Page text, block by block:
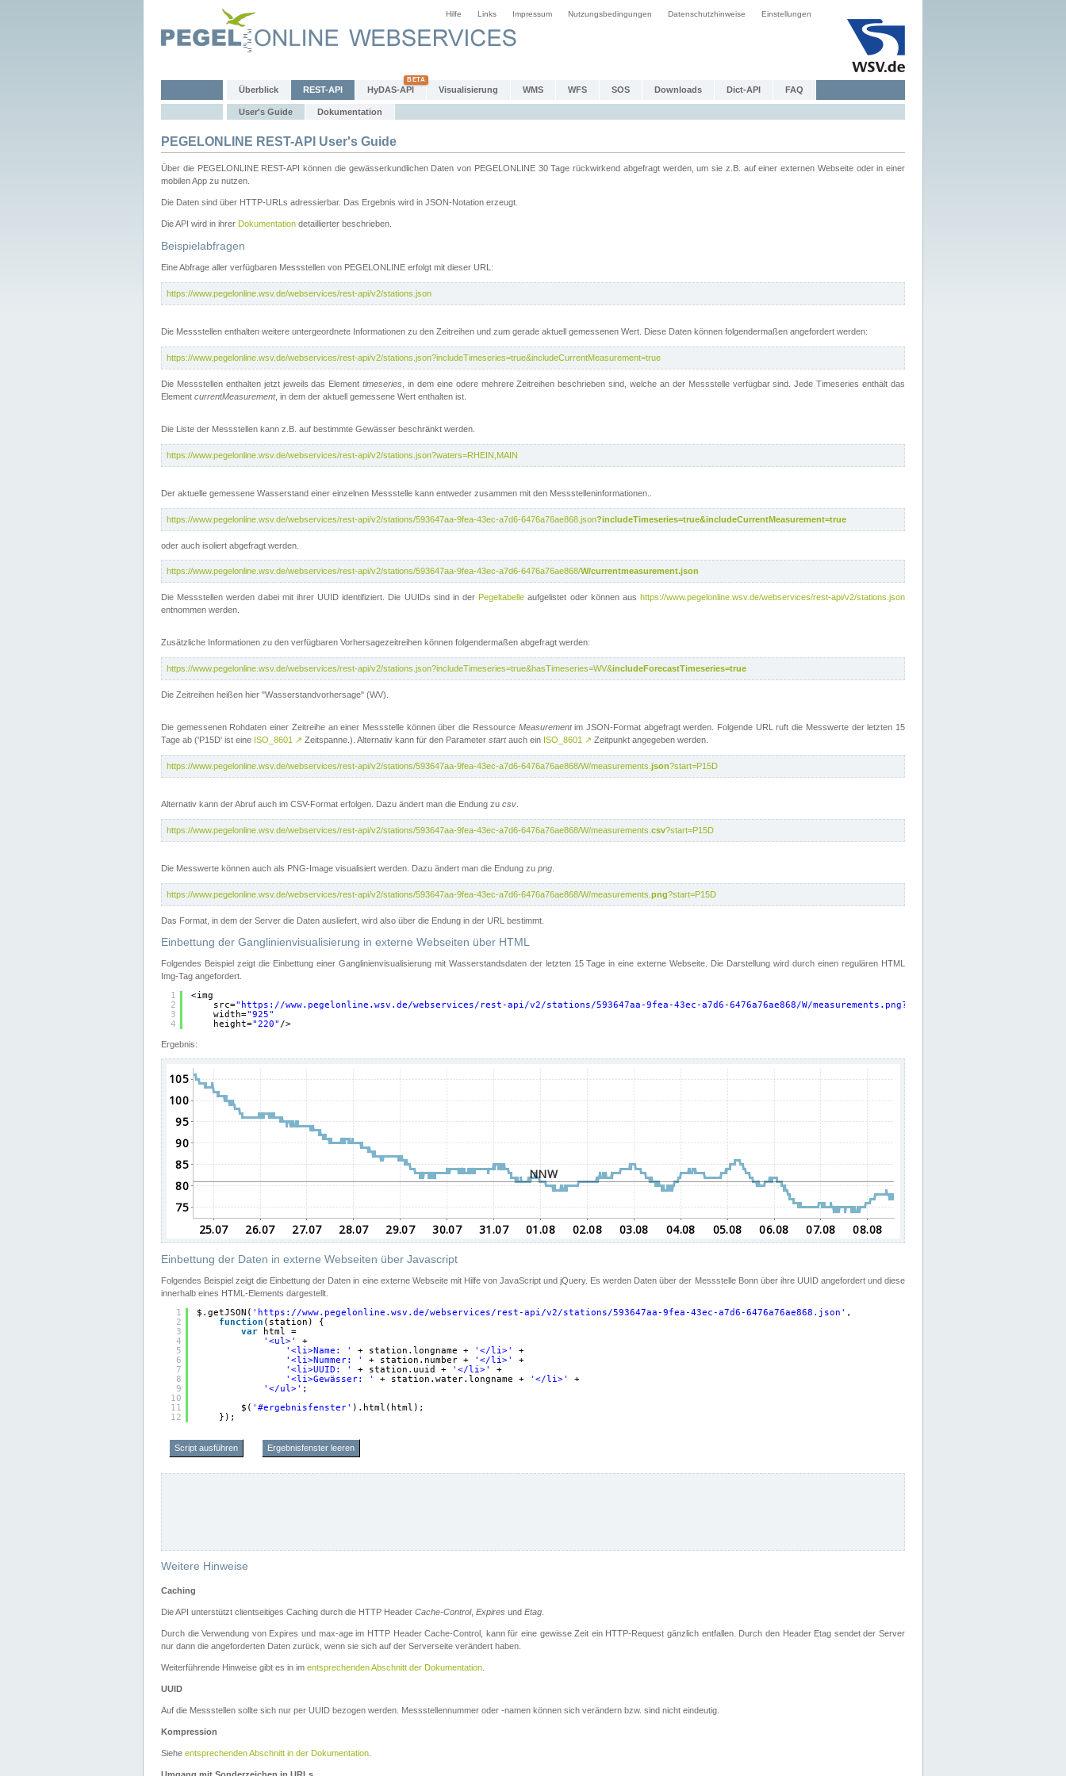
Hilfe Links Impressum Nutzungsbedingungen Datenschutzhinweise Einstellungen
Überblick REST-API HyDAS-API Visualisierung WMS WFS SOS Downloads Dict-API FAQ
User's Guide Dokumentation
PEGELONLINE REST-API User's Guide
Über die PEGELONLINE REST-API können die gewässerkundlichen Daten von PEGELONLINE 30 Tage rückwirkend abgefragt werden, um sie z.B. auf einer externen Webseite oder in einer
mobilen App zu nutzen.
Die Daten sind über HTTP-URLs adressierbar. Das Ergebnis wird in JSON-Notation erzeugt.
Die API wird in ihrer Dokumentation detaillierter beschrieben.
Beispielabfragen
Eine Abfrage aller verfügbaren Messstellen von PEGELONLINE erfolgt mit dieser URL:
https://www.pegelonline.wsv.de/webservices/rest-api/v2/stations.json
Die Messstellen enthalten weitere untergeordnete Informationen zu den Zeitreihen und zum gerade aktuell gemessenen Wert. Diese Daten können folgendermaßen angefordert werden:
https://www.pegelonline.wsv.de/webservices/rest-api/v2/stations.json?includeTimeseries=true&includeCurrentMeasurement=true
Die Messstellen enthalten jetzt jeweils das Elementtimeseries , in dem eine odere mehrere Zeitreihen beschrieben sind, welche an der Messstelle verfügbar sind. Jede Timeseries enthält das
Element currentMeasurement, in dem der aktuell gemessene Wert enthalten ist.
Die Liste der Messstellen kann z.B. auf bestimmte Gewässer beschränkt werden.
https://www.pegelonline.wsv.de/webservices/rest-api/v2/stations.json?waters=RHEIN,MAIN
Der aktuelle gemessene Wasserstand einer einzelnen Messstelle kann entweder zusammen mit den Messstelleninformationen..
https://www.pegelonline.wsv.de/webservices/rest-api/v2/stations/593647aa-9fea-43ec-a7d6-6476a76ae868.json?includeTimeseries=true&includeCurrentMeasurement=true
oder auch isoliert abgefragt werden.
https://www.pegelonline.wsv.de/webservices/rest-api/v2/stations/593647aa-9fea-43ec-a7d6-6476a76ae868/W/currentmeasurement.json
Die Messstellen werden dabei mit ihrer UUID identifiziert. Die UUIDs sind in der Pegeltabelle aufgelistet oder können aushttps://www.pegelonline.wsv.de/webservices/rest-api/v2/stations.json
entnommen werden.
Zusätzliche Informationen zu den verfügbaren Vorhersagezeitreihen können folgendermaßen abgefragt werden:
https://www.pegelonline.wsv.de/webservices/rest-api/v2/stations.json?includeTimeseries=true&hasTimeseries=WV&includeForecastTimeseries=true
Die Zeitreihen heißen hier "Wasserstandvorhersage" (WV).
Die gemessenen Rohdaten einer Zeitreihe an einer Messstelle können über die Ressource Measurementim JSON-Format abgefragt werden. Folgende URL ruft die Messwerte der letzten 15
Tage ab ('P15D' ist eine ISO_8601 ↗ Zeitspanne.). Alternativ kann für den Parameter startauch ein ISO_8601 ↗ Zeitpunkt angegeben werden.
https://www.pegelonline.wsv.de/webservices/rest-api/v2/stations/593647aa-9fea-43ec-a7d6-6476a76ae868/W/measurements. json?start=P15D
Alternativ kann der Abruf auch im CSV-Format erfolgen. Dazu ändert man die Endung zu csv
https://www.pegelonline.wsv.de/webservices/rest-api/v2/stations/593647aa-9fea-43ec-a7d6-6476a76ae868/W/measurements. csv?start=P15D
Die Messwerte können auch als PNG-Image visualisiert werden. Dazu ändert man die Endung zu png
https://www.pegelonline.wsv.de/webservices/rest-api/v2/stations/593647aa-9fea-43ec-a7d6-6476a76ae868/W/measurements. png?start=P15D
Das Format, in dem der Server die Daten ausliefert, wird also über die Endung in der URL bestimmt.
Einbettung der Ganglinienvisualisierung in externe Webseiten über HTML
Folgendes Beispiel zeigt die Einbettung einer Ganglinienvisualisierung mit Wasserstandsdaten der letzten 15 Tage in eine externe Webseite. Die Darstellung wird durch einen regulären HTML
Img-Tag angefordert.
1
2
3
4
<img
src=" https://www.pegelonline.wsv.de/webservices/rest-api/v2/stations/593647aa-9fea-43ec-a7d6-6476a76ae868/W/
width="925"
height="220" />
Ergebnis:
Einbettung der Daten in externe Webseiten über Javascript
Folgendes Beispiel zeigt die Einbettung der Daten in eine externe Webseite mit Hilfe von JavaScript und jQuery. Es werden Daten über der Messstelle Bonn über ihre UUID angefordert und diese
innerhalb eines HTML-Elements dargestellt.
1
2
3
4
5
6
7
8
9
10
11
12
$.getJSON( ' https://www.pegelonline.wsv.de/webservices/rest-api/v2/stations/593647aa-9fea-43ec-a7d6-6476a76ae868.json ' ,
function (station) {
var
html =
'<ul>'
+
'<li>Name: '
+ station.longname + '</li>'
+
'<li>Nummer: '
+ station.number + '</li>'
+
'<li>UUID: '
+ station.uuid + '</li>'
+
'<li>Gewässer: '
+ station.water.longname + '</li>'
+
'</ul>' ;
$( '#ergebnisfenster' ).html(html);
});
Script ausführen Ergebnisfenster leeren
Weitere Hinweise
Caching
Die API unterstützt clientseitiges Caching durch die HTTP Header Cache-Control, Expires und Etag.
Durch die Verwendung von Expires und max-age im HTTP Header Cache-Control, kann für eine gewisse Zeit ein HTTP-Request gänzlich entfallen. Durch den Header Etag sendet der Server
nur dann die angeforderten Daten zurück, wenn sie sich auf der Serverseite verändert haben.
Weiterführende Hinweise gibt es in im entsprechenden Abschnitt der Dokumentation.
UUID
Auf die Messstellen sollte sich nur per UUID bezogen werden. Messstellennummer oder -namen können sich verändern bzw. sind nicht eindeutig.
Kompression
Siehe entsprechenden Abschnitt in der Dokumentation.